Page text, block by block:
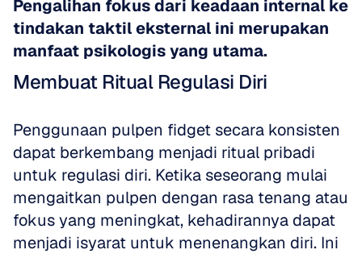
Pengalihan fokus dari keadaan internal ke
tindakan taktil eksternal ini merupakan
manfaat psikologis yang utama.
Membuat Ritual Regulasi Diri
Penggunaan pulpen fidget secara konsisten
dapat berkembang menjadi ritual pribadi
untuk regulasi diri. Ketika seseorang mulai
mengaitkan pulpen dengan rasa tenang atau
fokus yang meningkat, kehadirannya dapat
menjadi isyarat untuk menenangkan diri. Ini